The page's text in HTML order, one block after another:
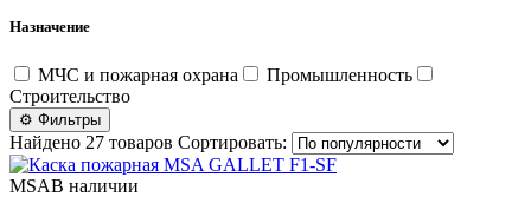
Назначение
МЧС и пожарная охрана
Промышленность
Строительство
⚙ Фильтры
Найдено 27 товаров Сортировать:
MSAВ наличии